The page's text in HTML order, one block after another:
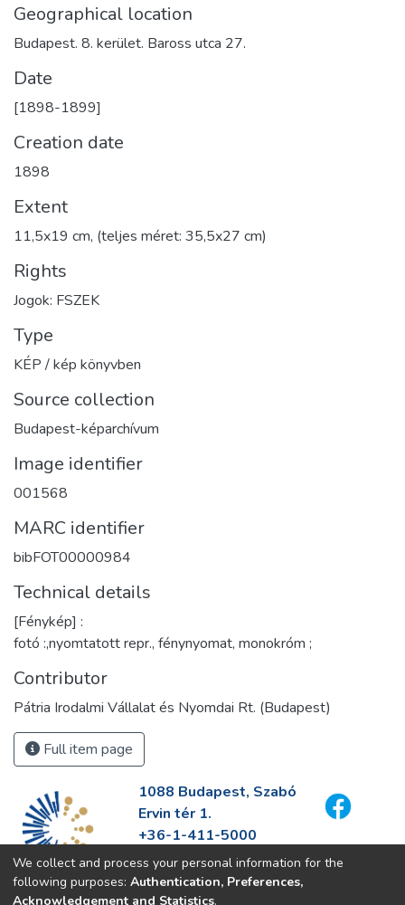
Geographical location
Budapest. 8. kerület. Baross utca 27.
Date
[1898-1899]
Creation date
1898
Extent
11,5x19 cm, (teljes méret: 35,5x27 cm)
Rights
Jogok: FSZEK
Type
KÉP / kép könyvben
Source collection
Budapest-képarchívum
Image identifier
001568
MARC identifier
bibFOT00000984
Technical details
[Fénykép] :
fotó :,nyomtatott repr., fénynyomat, monokróm ;
Contributor
Pátria Irodalmi Vállalat és Nyomdai Rt. (Budapest)
Full item page
1088 Budapest, Szabó
Ervin tér 1.
+36-1-411-5000
info@fszek.hu
https://fszek.hu
We collect and process your personal information for the
following purposes: Authentication, Preferences,
Acknowledgement and Statistics.